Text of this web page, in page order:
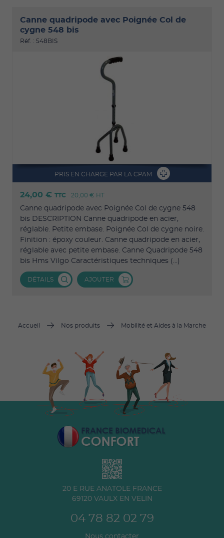
Canne quadripode avec Poignée Col de
cygne 548 bis
Réf. : 548BIS
PRIS EN CHARGE PAR LA CPAM
24,00 € TTC 20,00 € HT
Canne quadripode avec Poignée Col de cygne 548
bis DESCRIPTION Canne quadripode en acier,
réglable. Petite embase. Poignée Col de cygne noire.
Finition : époxy couleur. Canne quadripode en acier,
réglable avec petite embase. Canne Quadripode 548
bis Hms Vilgo Caractéristiques techniques (...)
DÉTAILS AJOUTER
Accueil Nos produits Mobilité et Aides à la Marche
20 E RUE ANATOLE FRANCE
69120 VAULX EN VELIN
04 78 82 02 79
Nous contacter